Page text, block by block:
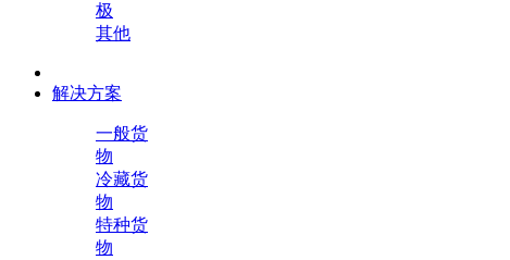
极
其他
解决方案
一般货
物
冷藏货
物
特种货
物